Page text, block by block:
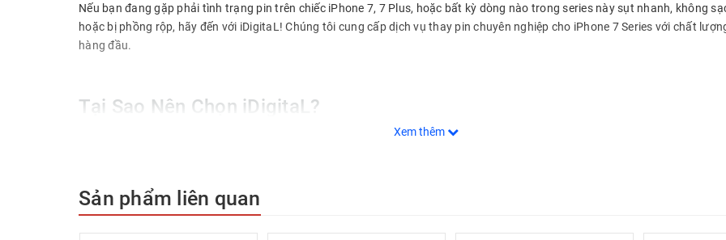
Nếu bạn đang gặp phải tình trạng pin trên chiếc iPhone 7, 7 Plus, hoặc bất kỳ dòng nào trong series này sụt nhanh, không
hoặc bị phồng rộp, hãy đến với iDigitaL! Chúng tôi cung cấp dịch vụ thay pin chuyên nghiệp cho iPhone 7 Series với chất
hàng đầu.
Tại Sao Nên Chọn iDigitaL?
Xem thêm
Sản phẩm liên quan